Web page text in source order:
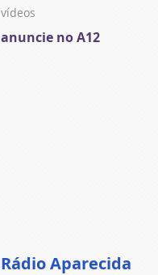
vídeos
anuncie no A12
Rádio Aparecida